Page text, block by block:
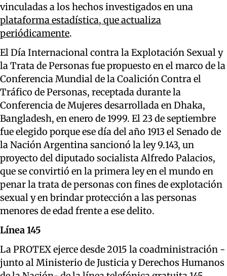
vinculadas a los hechos investigados en una
plataforma estadística, que actualiza
periódicamente.
El Día Internacional contra la Explotación Sexual y
la Trata de Personas fue propuesto en el marco de la
Conferencia Mundial de la Coalición Contra el
Tráfico de Personas, receptada durante la
Conferencia de Mujeres desarrollada en Dhaka,
Bangladesh, en enero de 1999. El 23 de septiembre
fue elegido porque ese día del año 1913 el Senado de
la Nación Argentina sancionó la ley 9.143, un
proyecto del diputado socialista Alfredo Palacios,
que se convirtió en la primera ley en el mundo en
penar la trata de personas con fines de explotación
sexual y en brindar protección a las personas
menores de edad frente a ese delito.
Línea 145
La PROTEX ejerce desde 2015 la coadministración -
junto al Ministerio de Justicia y Derechos Humanos